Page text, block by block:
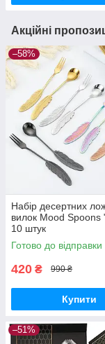
Акційні
–58%
Набір десертних
вилок Mood Spoons
10 штук
Готово до відправки
420 ₴ 990 ₴
Купити
–51%